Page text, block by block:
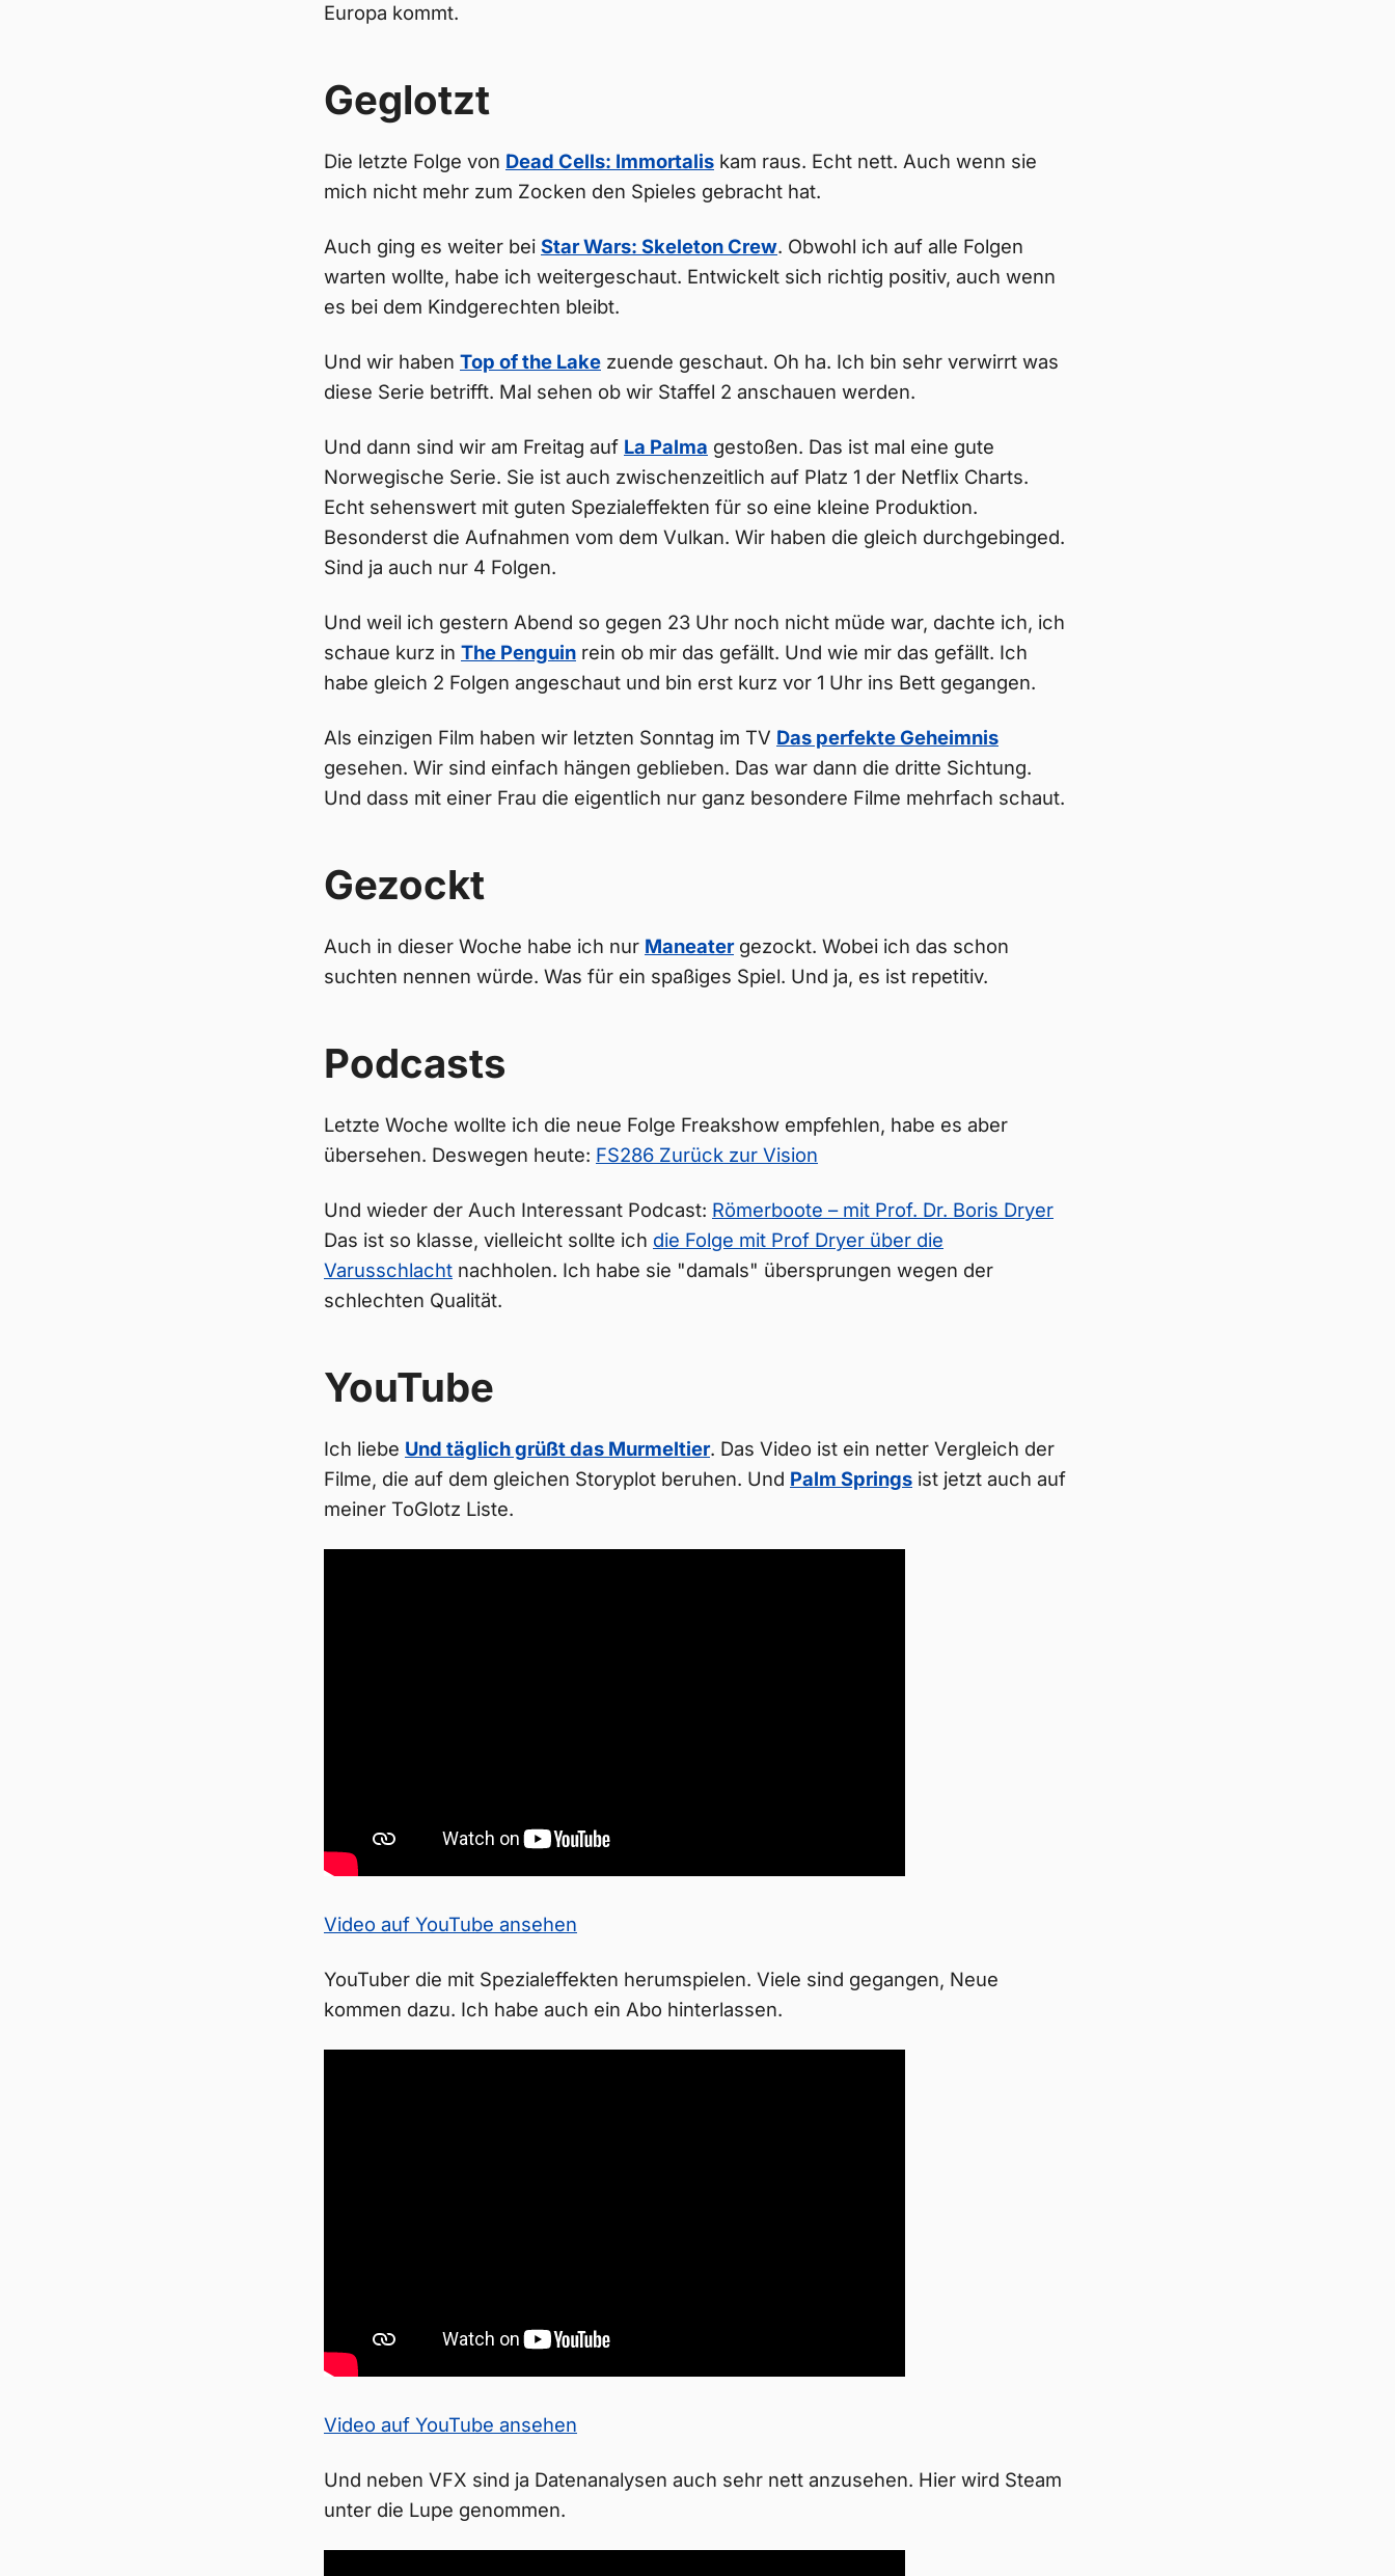
Europa kommt.
Geglotzt
Die letzte Folge von Dead Cells: Immortalis kam raus. Echt nett. Auch wenn sie
mich nicht mehr zum Zocken den Spieles gebracht hat.
Auch ging es weiter bei Star Wars: Skeleton Crew. Obwohl ich auf alle Folgen
warten wollte, habe ich weitergeschaut. Entwickelt sich richtig positiv, auch wenn
es bei dem Kindgerechten bleibt.
Und wir haben Top of the Lake zuende geschaut. Oh ha. Ich bin sehr verwirrt was
diese Serie betrifft. Mal sehen ob wir Staffel 2 anschauen werden.
Und dann sind wir am Freitag auf La Palma gestoßen. Das ist mal eine gute
Norwegische Serie. Sie ist auch zwischenzeitlich auf Platz 1 der Netflix Charts.
Echt sehenswert mit guten Spezialeffekten für so eine kleine Produktion.
Besonderst die Aufnahmen vom dem Vulkan. Wir haben die gleich durchgebinged.
Sind ja auch nur 4 Folgen.
Und weil ich gestern Abend so gegen 23 Uhr noch nicht müde war, dachte ich, ich
schaue kurz in The Penguin rein ob mir das gefällt. Und wie mir das gefällt. Ich
habe gleich 2 Folgen angeschaut und bin erst kurz vor 1 Uhr ins Bett gegangen.
Als einzigen Film haben wir letzten Sonntag im TV Das perfekte Geheimnis
gesehen. Wir sind einfach hängen geblieben. Das war dann die dritte Sichtung.
Und dass mit einer Frau die eigentlich nur ganz besondere Filme mehrfach schaut.
Gezockt
Auch in dieser Woche habe ich nur Maneatergezockt. Wobei ich das schon
suchten nennen würde. Was für ein spaßiges Spiel. Und ja, es ist repetitiv.
Podcasts
Letzte Woche wollte ich die neue Folge Freakshow empfehlen, habe es aber
übersehen. Deswegen heute: FS286 Zurück zur Vision
Und wieder der Auch Interessant Podcast: Römerboote – mit Prof. Dr. Boris Dryer
Das ist so klasse, vielleicht sollte ich die Folge mit Prof Dryer über die
Varusschlacht nachholen. Ich habe sie "damals" übersprungen wegen der
schlechten Qualität.
YouTube
Ich liebe Und täglich grüßt das Murmeltier. Das Video ist ein netter Vergleich der
Filme, die auf dem gleichen Storyplot beruhen. Und Palm Springs ist jetzt auch auf
meiner ToGlotz Liste.
Video auf YouTube ansehen
YouTuber die mit Spezialeffekten herumspielen. Viele sind gegangen, Neue
kommen dazu. Ich habe auch ein Abo hinterlassen.
Video auf YouTube ansehen
Und neben VFX sind ja Datenanalysen auch sehr nett anzusehen. Hier wird Steam
unter die Lupe genommen.